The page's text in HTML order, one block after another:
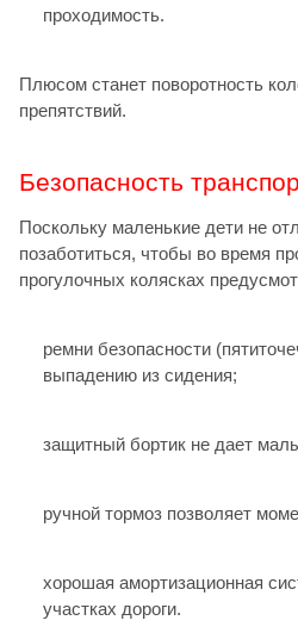
проходимость.
Плюсом станет поворотность
препятствий.
Безопасность
Поскольку маленькие дети не
позаботиться, чтобы во время
прогулочных колясках
ремни безопасности
выпадению из сидения;
защитный бортик не дает
ручной тормоз позволяет
хорошая амортизационная
участках дороги.